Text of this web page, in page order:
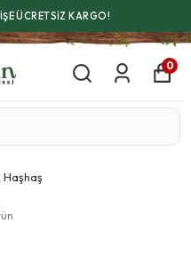
ÜCRETSİZ KARGO!
0
Haşhaş